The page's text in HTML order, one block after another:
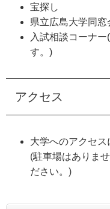
宝探し
県立広島大学同窓
入試相談コーナ
す。)
アクセス
大学へのアクセス
(駐車場はありま
ださい。)